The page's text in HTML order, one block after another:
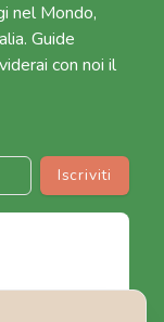
nel Mondo,
Guide
con noi il
Iscriviti